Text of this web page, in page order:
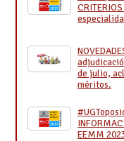
de julio,
méritos.
EEMM